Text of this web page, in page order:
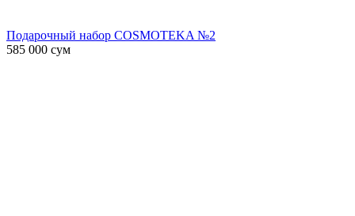
Подарочный набор COSMOTEKA №2
585 000 сум